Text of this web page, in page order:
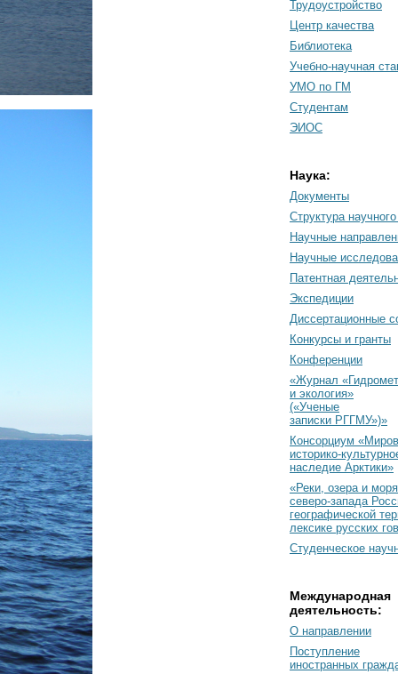
Трудоустройство
Центр качества
Библиотека
Учебно-научная
УМО по ГМ
Студентам
ЭИОС
Наука:
Документы
Cтруктура
Научные
Научные
Патентная
Экспедиции
Диссертационные
Конкурсы и гранты
Конференции
«Журнал
и экология»
(«Ученые
записки РГГМУ»)»
Консорциум
историко-
наследие Арктики»
«Реки, озера и моря
северо-запада
географической
лексике русских
Студенческое
Международная
деятельность:
О направлении
Поступление
иностранных